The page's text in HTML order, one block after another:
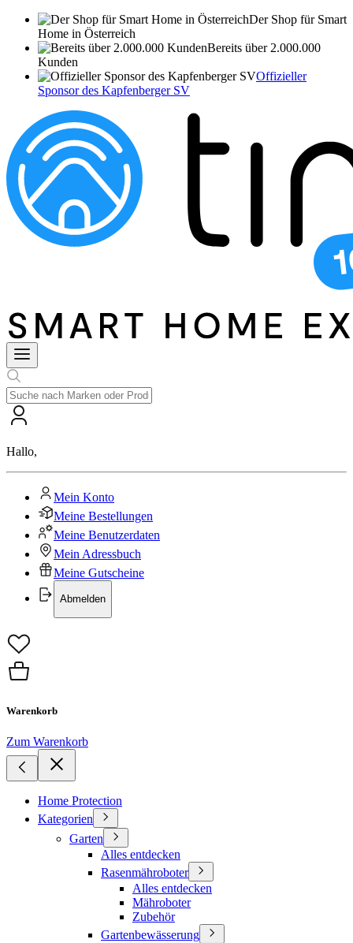
Der Shop für Smart
Home in Österreich
Bereits über 2.000.000
Kunden
Offizieller
Sponsor des Kapfenberger SV
Hallo,
Mein Konto
Meine Bestellungen
Meine Benutzerdaten
Mein Adressbuch
Meine Gutscheine
Abmelden
Warenkorb
Zum Warenkorb
Home Protection
Kategorien
Garten
Alles entdecken
Rasenmähroboter
Alles entdecken
Mähroboter
Zubehör
Gartenbewässerung